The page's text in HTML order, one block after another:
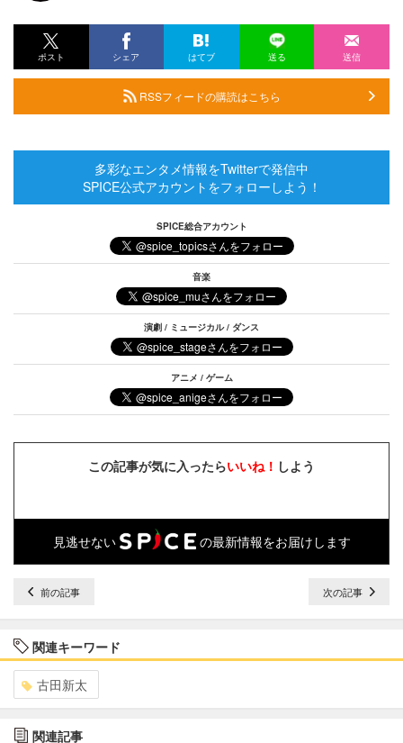
ポスト シェア はてブ 送る 送信
RSSフィードの購読はこちら
多彩なエンタメ情報をTwitterで発信中
SPICE公式アカウントをフォローしよう！
SPICE総合アカウント
音楽
演劇 / ミュージカル / ダンス
アニメ / ゲーム
この記事が気に入ったらいいね！ しよう
見逃せない の最新情報をお届けします
前の記事 次の記事
関連キーワード
古田新太
関連記事